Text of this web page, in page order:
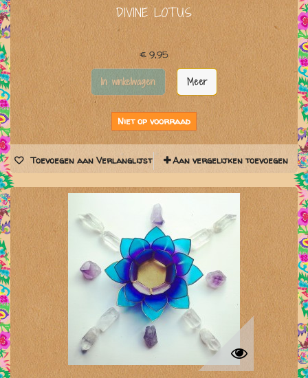
DIVINE LOTUS
€ 9,95
In winkelwagen Meer
Niet op voorraad
Toevoegen aan Verlanglijst Aan vergelijken toevoegen